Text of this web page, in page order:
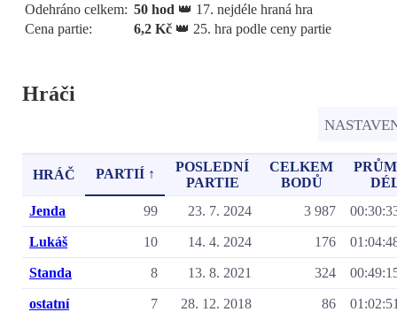
Odehráno celkem: 50 hod 👑 17. nejdéle hraná hra
Cena partie:
6,2 Kč 👑 25. hra podle ceny partie
Hráči
HRÁČ PARTIÍ ↑
POSLEDNÍ
PARTIE
CELKEM
BODŮ
Jenda
99 23. 7. 2024 3 987
Lukáš 10 14. 4. 2024 176
Standa 8 13. 8. 2021 324
ostatní 7 28. 12. 2018 86